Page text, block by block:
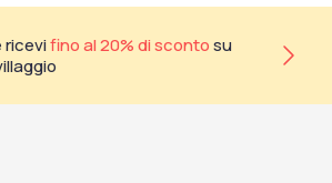
ricevifino al 20% di scontosu